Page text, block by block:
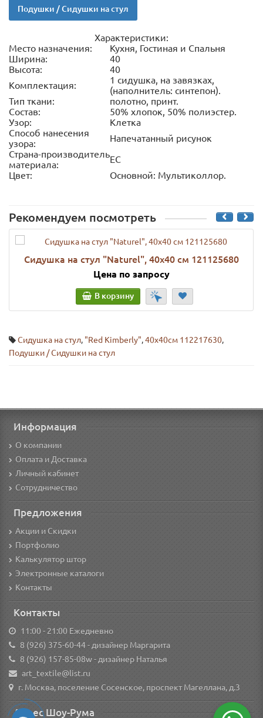
Подушки / Сидушки на стул
Характеристики:
Место назначения:
Кухня, Гостиная и Спальня
Ширина:
40
Высота:
40
Комплектация:
1 сидушка, на завязках,
(наполнитель: синтепон).
Тип ткани:
полотно, принт.
Состав:
50% хлопок, 50% полиэстер.
Узор:
Клетка
Способ нанесения
узора:
Напечатанный рисунок
Страна-производитель
материала:
ЕС
Цвет:
Основной: Мультиколлор.
Рекомендуем посмотреть
Сидушка на стул "Naturel", 40х40 см 121125680
Цена по запросу
В корзину
Сидушка на стул, "Red Kimberly",40x40см 112217630,
Подушки / Сидушки на стул
Информация
О компании
Оплата и Доставка
Личный кабинет
Сотрудничество
Предложения
Акции и Скидки
Портфолио
Калькулятор штор
Электронные каталоги
Контакты
Контакты
11:00 - 21:00 Ежедневно
8 (926) 375-60-44- дизайнер Маргарита
8 (926) 157-85-08w- дизайнер Наталья
art_textile@list.ru
г. Москва, поселение Сосенское, проспект Магеллана, д.3
Адрес Шоу-Рума